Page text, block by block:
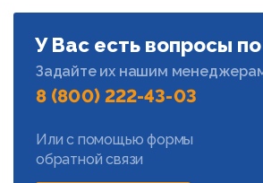
У Вас есть вопросы
Задайте их нашим
8 (800) 222-43-03
Или с помощью формы
обратной связи